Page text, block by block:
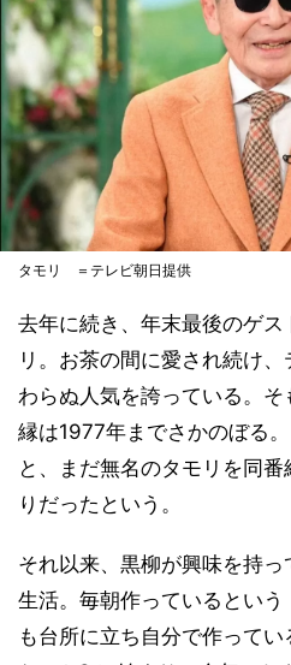
タモリ ＝テレビ朝日提供
去年に続き、年末最後のゲ
リ。お茶の間に愛され続け
わらぬ人気を誇っている。
縁は1977年までさかのぼる
と、まだ無名のタモリを同
りだったという。
それ以来、黒柳が興味を持
生活。毎朝作っているとい
も台所に立ち自分で作って